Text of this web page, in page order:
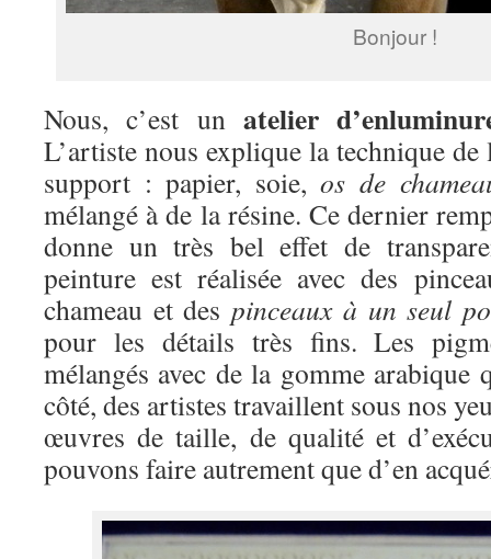
Bonjour !
Nous, c’est un atelier
L’artiste nous explique la technique
support : papier, soie,os de
mélangé à de la résine. Ce dernier
donne un très bel effet de
peinture est réalisée avec des
chameau et despinceaux à un seul
pour les détails très fins. Les
mélangés avec de la gomme
côté, des artistes travaillent sous nos
œuvres de taille, de qualité et
pouvons faire autrement que d’en